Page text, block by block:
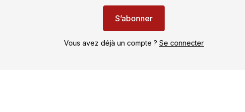
S’abonner
Vous avez déjà un compte ? Se connecter